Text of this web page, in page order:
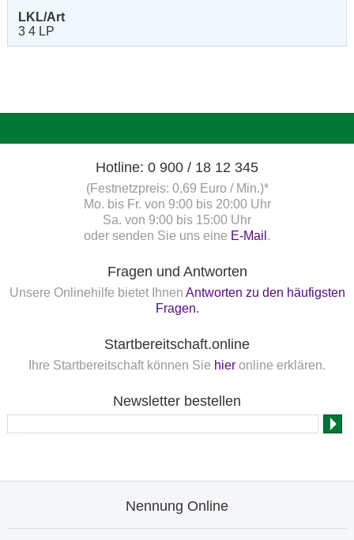
LKL/Art
3 4 LP
Hotline: 0 900 / 18 12 345
(Festnetzpreis: 0,69 Euro / Min.)*
Mo. bis Fr. von 9:00 bis 20:00 Uhr
Sa. von 9:00 bis 15:00 Uhr
oder senden Sie uns eine E-Mail .
Fragen und Antworten
Unsere Onlinehilfe bietet Ihnen Antworten zu den häufigsten
Fragen.
Startbereitschaft.online
Ihre Startbereitschaft können Sie hier online erklären.
Newsletter bestellen
Nennung Online